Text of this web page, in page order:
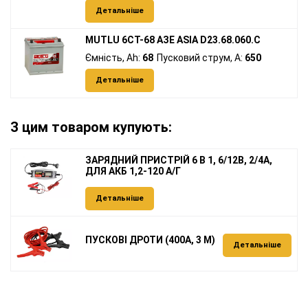
Детальніше
MUTLU 6СТ-68 АЗЕ ASIA D23.68.060.C
Ємність, Ah: 68 Пусковий струм, A: 650
Детальніше
З цим товаром купують:
ЗАРЯДНИЙ ПРИСТРІЙ 6 В 1, 6/12В, 2/4А,
ДЛЯ АКБ 1,2-120 А/Г
Детальніше
ПУСКОВІ ДРОТИ (400А, 3 М) Детальніше